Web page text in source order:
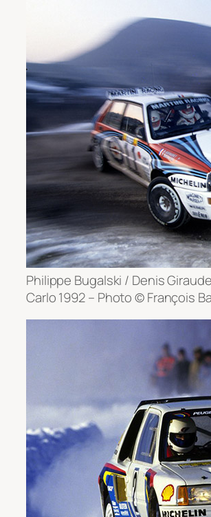
Philippe Bugalski / Denis
Carlo 1992 – Photo © François